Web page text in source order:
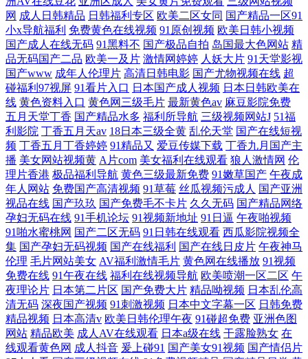
网 成人日韩精品 日韩福利专区 欧美二区女同 国产精品一区91
小x导航福利 免费黄色在线视频 91原创视频 欧美日韩小视频
国产成人在线无码 91黑料不 国产极品自拍 岛国最大色网站 精
品无码国产二品 欧美一及片 激情网婷婷 人妖大片 91天堂影视
国产www 成年人伦理片 高清日韩电影 国产尤物视频在线 超
碰福利97视屏 91看片入口 日本国产成人视频 日本日韩欧美在
线 黄色资料入口 黄色网三级毛片 最新黄色av 麻豆影院免费
五月天堂丁香 国产精品水多 福利所导航 三级视频网站J 51福
利影院 丁香五月天av 18日本三级全黄 乱伦天堂 国产在线短视
频 丁香五月丁香婷婷 91精品又 爱豆传媒下载 丁香九月国产主
播 美女网站视频黄 A片com 美女福利在线观看 狼人激情网 伦
理片香港 极品福利导航 黄色三级最新免费 91嫩草国产 午夜成
年人网站 免费国产高清视频 91草莓 丝瓜视频污成人 国产亚洲
视品在线 国产玖玖 国产免费毛不卡片 久久无码 国产精品网络
孕妇无码在线 91手机论坛 91视频新地址 91日逼 午夜啪视频
91啪水蜜桃网 国产二区无码 91日韩在线观看 西瓜影院视频全
集 国产孕妇无码视频 国产在线福利 国产在线日皮片 午夜神马
伦理 毛片网站美女 AV福利激情毛片 黄色网在线播放 91视频
免费在线 91午夜在线 福利在线视频导航 欧美喷潮一区二区 午
夜理论片 日本第二片区 国产免费大片 精品呦视频 日本乱伦高
清无码 深夜国产视频 91刺激视频 日本中文字幕一区 日韩免费
精品视频 日本高清v 欧美日韩伦理午夜 91碰超免费 亚洲色图
网站 精品欧美 成人AV在线观看 日本a级在线 干露脸熟女 在
线观看黄色网 成人抖音 爰上碰91 国产美女91视频 国产情侣片